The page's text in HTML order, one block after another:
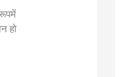
हो